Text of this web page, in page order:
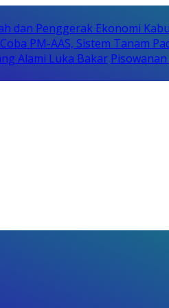
dan Penggerak Ekonomi
PM-AAS, Sistem Tanam
Alami Luka Bakar